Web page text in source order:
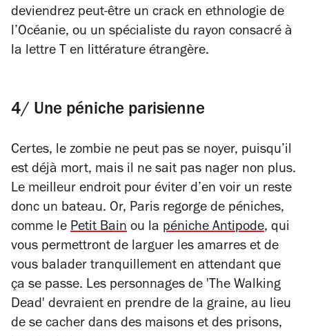
deviendrez peut-être un crack en ethnologie de
l’Océanie, ou un spécialiste du rayon consacré à
la lettre T en littérature étrangère.
4/ Une péniche parisienne
Certes, le zombie ne peut pas se noyer, puisqu’il
est déjà mort, mais il ne sait pas nager non plus.
Le meilleur endroit pour éviter d’en voir un reste
donc un bateau. Or, Paris regorge de péniches,
comme le Petit Bain ou la péniche Antipode, qui
vous permettront de larguer les amarres et de
vous balader tranquillement en attendant que
ça se passe. Les personnages de 'The Walking
Dead' devraient en prendre de la graine, au lieu
de se cacher dans des maisons et des prisons,